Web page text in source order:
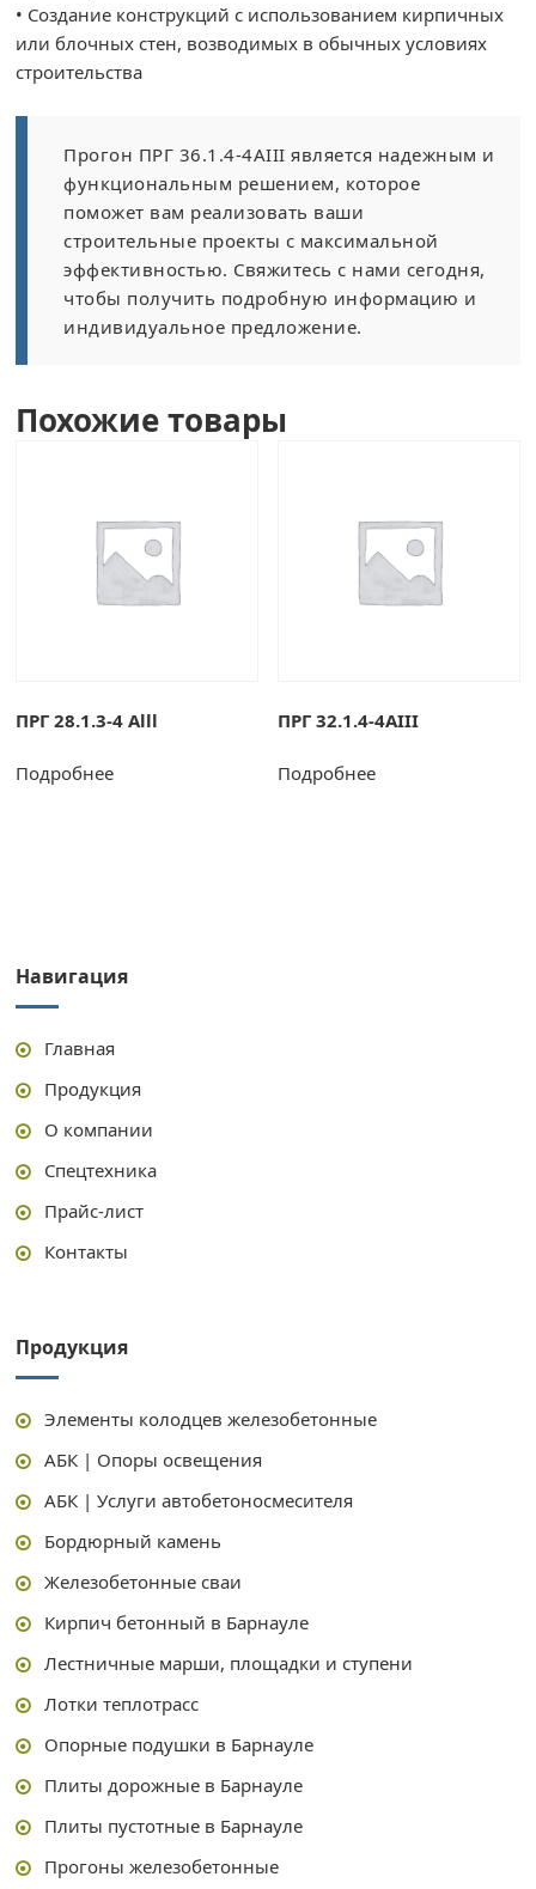
• Создание конструкций с использованием кирпичных
или блочных стен, возводимых в обычных условиях
строительства
Прогон ПРГ 36.1.4-4AIII является надежным и
функциональным решением, которое
поможет вам реализовать ваши
строительные проекты с максимальной
эффективностью. Свяжитесь с нами сегодня,
чтобы получить подробную информацию и
индивидуальное предложение.
Похожие товары
ПРГ 28.1.3-4 Alll
Подробнее
ПРГ 32.1.4-4AIII
Подробнее
Навигация
Главная
Продукция
О компании
Спецтехника
Прайс-лист
Контакты
Продукция
Элементы колодцев железобетонные
АБК | Опоры освещения
АБК | Услуги автобетоносмесителя
Бордюрный камень
Железобетонные сваи
Кирпич бетонный в Барнауле
Лестничные марши, площадки и ступени
Лотки теплотрасс
Опорные подушки в Барнауле
Плиты дорожные в Барнауле
Плиты пустотные в Барнауле
Прогоны железобетонные